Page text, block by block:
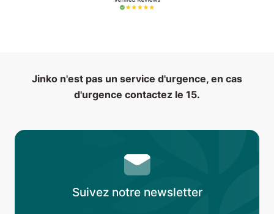
Jinko n'est pas un service d'urgence, en cas
d'urgence contactez le 15.
Suivez notre newsletter